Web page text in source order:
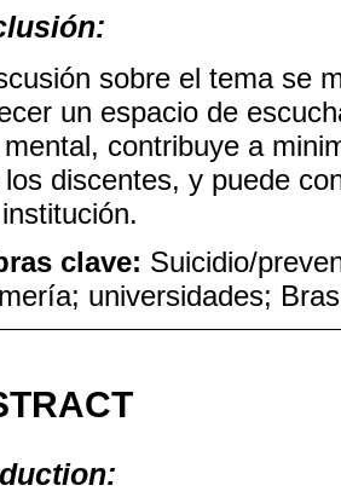
sobre el tema se
un espacio de
contribuye a
discentes, y puede
clave: Suicidio/
universidades;